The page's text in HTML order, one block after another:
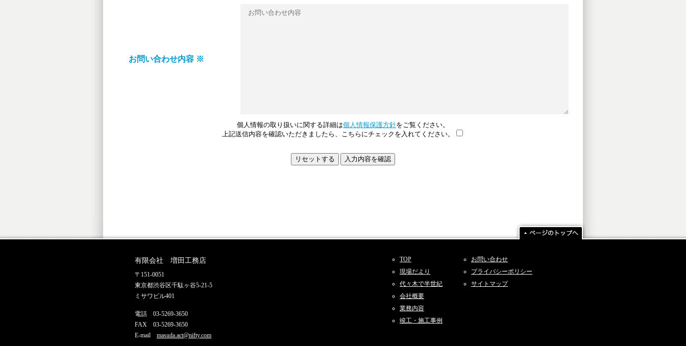
お問い合わせ内容 ※
個人情報の取り扱いに関する詳細は個人情報保護方針をご覧ください。
上記送信内容を確認いただきましたら、こちらにチェックを入れてください。
有限会社 増田工務店
〒151-0051
東京都渋谷区千駄ヶ谷5-21-5
ミサワビル401
電話 03-5269-3650
FAX 03-5269-3650
E-mail masuda.act@nifty.com
TOP
現場だより
代々木で半世紀
会社概要
業務内容
竣工・施工事例
お問い合わせ
プライバシーポリシー
サイトマップ